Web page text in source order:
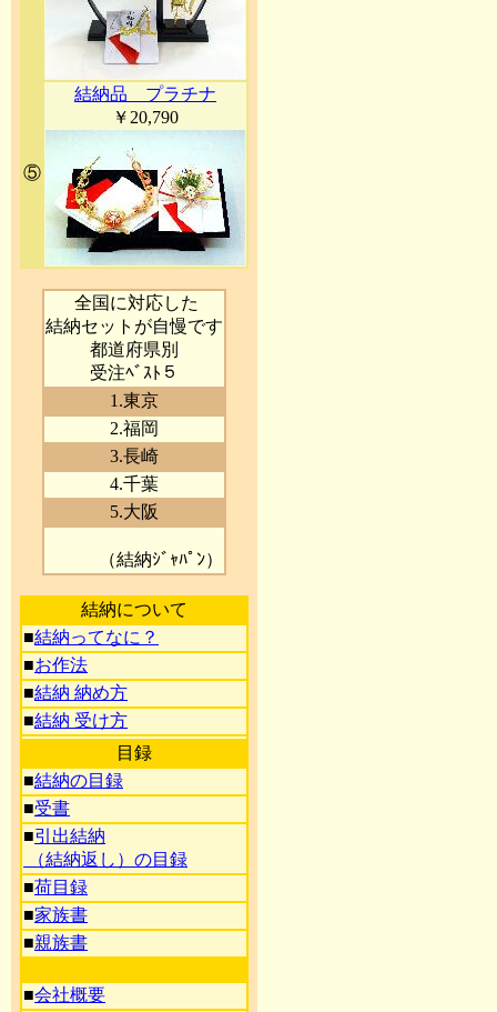
⑤
結納品 プラチナ
￥20,790
全国に対応した
結納セットが自慢です
都道府県別
受注ﾍﾞｽﾄ５
1.東京
2.福岡
3.長崎
4.千葉
5.大阪
（結納ｼﾞｬﾊﾟﾝ）
結納について
■結納ってなに？
■お作法
■結納 納め方
■結納 受け方
目録
■結納の目録
■受書
■引出結納
（結納返し）の目録
■荷目録
■家族書
■親族書
■会社概要